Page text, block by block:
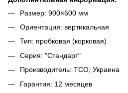
Размер: 900×600 мм
Ориентация: вертикальная
Тип: пробковая (корковая)
Серия: "Стандарт"
Производитель: ТСО, Украина
Гарантия: 12 месяцев